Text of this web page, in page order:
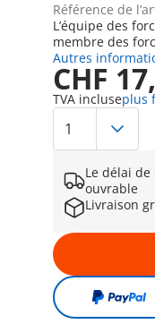
Référence de
L’équipe des
membre des
Autres
CHF
TVA incluseplus
Le délai
ouvrable
Livraison